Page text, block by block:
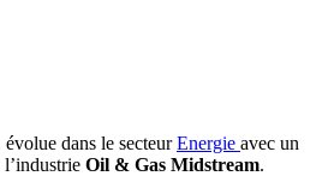
dans le secteurEnergie avec un
l’industrie Oil & Gas Midstream.